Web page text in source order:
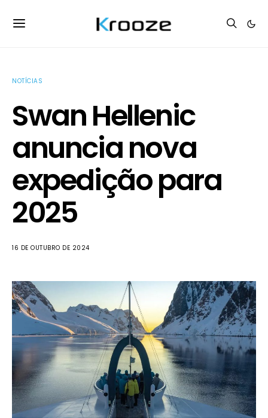
NOTÍCIAS
Swan Hellenic
anuncia nova
expedição para
2025
16 DE OUTUBRO DE 2024